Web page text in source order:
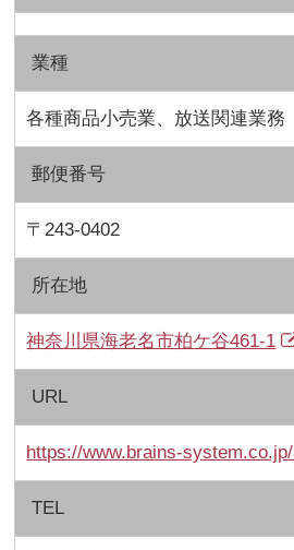
業種
各種商品小売業、放送関連業務
郵便番号
〒243-0402
所在地
神奈川県海老名市柏ケ谷461-1
URL
https://www.brains-system.co.jp/
TEL